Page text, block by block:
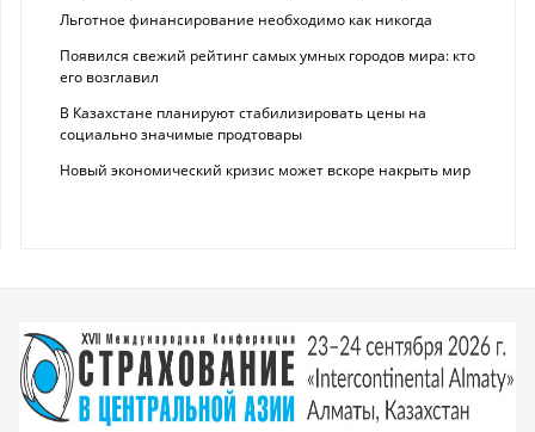
Льготное финансирование необходимо как никогда
Появился свежий рейтинг самых умных городов мира: кто
его возглавил
В Казахстане планируют стабилизировать цены на
социально значимые продтовары
Новый экономический кризис может вскоре накрыть мир